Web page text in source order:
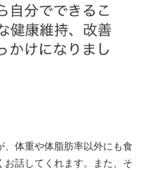
体重や体脂肪率以外にも食
話してくれます。また、そ